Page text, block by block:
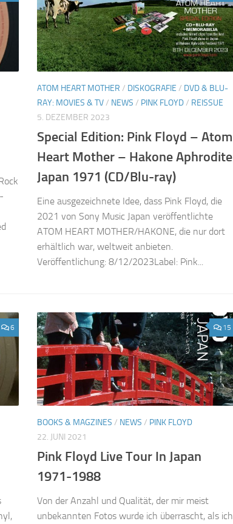
ATOM HEART MOTHER / DISKOGRAFIE / DVD & BLU-
RAY: MOVIES & TV/ NEWS / PINK FLOYD/ REISSUE
5. DEZEMBER 2023
Special Edition: Pink Floyd – Atom
Heart Mother – Hakone Aphrodite
Japan 1971 (CD/Blu-ray)
Eine ausgezeichnete Idee, dass Pink Floyd, die
2021 von Sony Music Japan veröffentlichte
ATOM HEART MOTHER/HAKONE, die nur dort
erhältlich war, weltweit anbieten.
Veröffentlichung: 8/12/2023Label: Pink...
6 15
BOOKS & MAGZINES / NEWS / PINK FLOYD
22. JUNI 2021
Pink Floyd Live Tour In Japan
1971-1988
Von der Anzahl und Qualität, der mir meist
unbekannten Fotos wurde ich überrascht, als ich